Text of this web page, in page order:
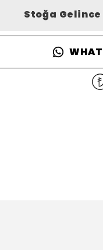
Stoğa